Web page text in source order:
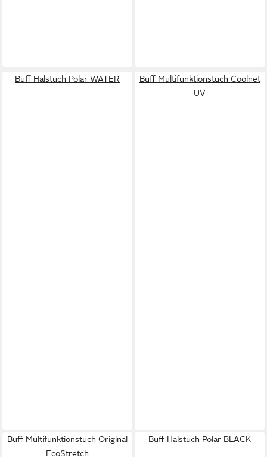
Buff Halstuch Polar WATER
Buff Multifunktionstuch Coolnet
UV
Buff Multifunktionstuch Original
EcoStretch
Buff Halstuch Polar BLACK